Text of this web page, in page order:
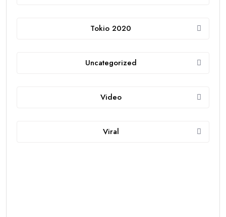
Tokio 2020
Uncategorized
Video
Viral